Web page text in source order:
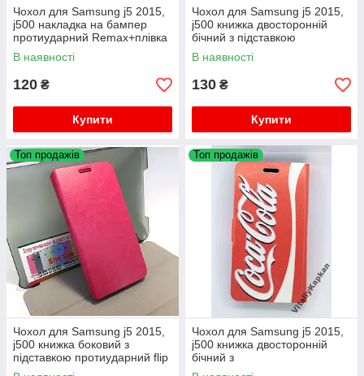
Чохол для Samsung j5 2015,
j500 накладка на бампер
протиударний Remax+плівка
В наявності
120 ₴
Купити
Чохол для Samsung j5 2015,
j500 книжка двосторонній
бічний з підставкою
протиударний
В наявності
130 ₴
Купити
Топ продажів
Чохол для Samsung j5 2015,
j500 книжка боковий з
підставкою протиударний flip
cover
Топ продажів
Чохол для Samsung j5 2015,
j500 книжка двосторонній
бічний з
подставкойпротиударний